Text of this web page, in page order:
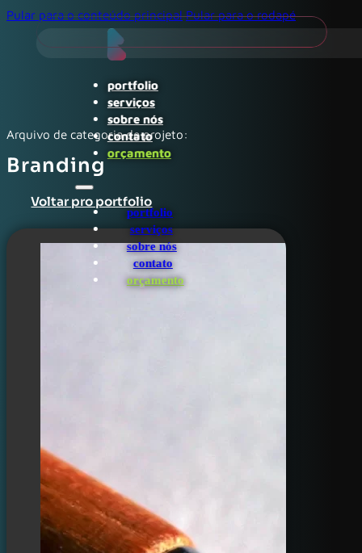
Pular para o conteúdo principal Pular para o rodapé
portfolio
serviços
sobre nós
contato
orçamento
portfolio
serviços
sobre nós
contato
orçamento
Arquivo de categoria de projeto:
Branding
Voltar pro portfolio